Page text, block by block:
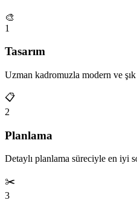
🎨
1
Tasarım
Uzman kadromuzla modern ve
📋
2
Planlama
Detaylı planlama süreciyle en iyi
✂️
3